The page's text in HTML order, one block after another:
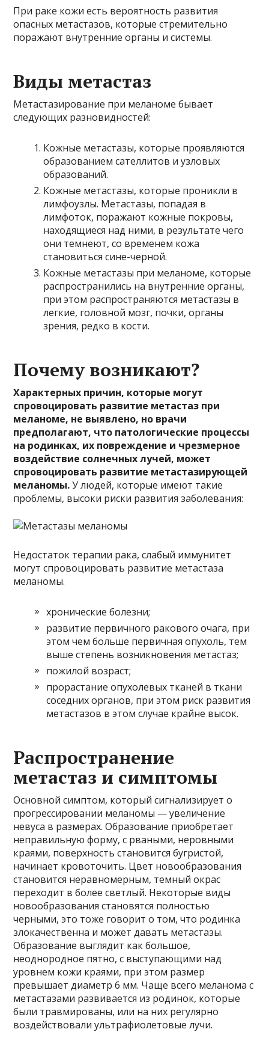
При раке кожи есть вероятность развития
опасных метастазов, которые стремительно
поражают внутренние органы и системы.
Виды метастаз
Метастазирование при меланоме бывает
следующих разновидностей:
Кожные метастазы, которые проявляются
образованием сателлитов и узловых
образований.
Кожные метастазы, которые проникли в
лимфоузлы. Метастазы, попадая в
лимфоток, поражают кожные покровы,
находящиеся над ними, в результате чего
они темнеют, со временем кожа
становиться сине-черной.
Кожные метастазы при меланоме, которые
распространились на внутренние органы,
при этом распространяются метастазы в
легкие, головной мозг, почки, органы
зрения, редко в кости.
Почему возникают?
Характерных причин, которые могут
спровоцировать развитие метастаз при
меланоме, не выявлено, но врачи
предполагают, что патологические процессы
на родинках, их повреждение и чрезмерное
воздействие солнечных лучей, может
спровоцировать развитие метастазирующей
меланомы.У людей, которые имеют такие
проблемы, высоки риски развития заболевания:
Недостаток терапии рака, слабый иммунитет
могут спровоцировать развитие метастаза
меланомы.
хронические болезни;
развитие первичного ракового очага, при
этом чем больше первичная опухоль, тем
выше степень возникновения метастаз;
пожилой возраст;
прорастание опухолевых тканей в ткани
соседних органов, при этом риск развития
метастазов в этом случае крайне высок.
Распространение
метастаз и симптомы
Основной симптом, который сигнализирует о
прогрессировании меланомы — увеличение
невуса в размерах. Образование приобретает
неправильную форму, с рваными, неровными
краями, поверхность становится бугристой,
начинает кровоточить. Цвет новообразования
становится неравномерным, темный окрас
переходит в более светлый. Некоторые виды
новообразования становятся полностью
черными, это тоже говорит о том, что родинка
злокачественна и может давать метастазы.
Образование выглядит как большое,
неоднородное пятно, с выступающими над
уровнем кожи краями, при этом размер
превышает диаметр 6 мм. Чаще всего меланома с
метастазами развивается из родинок, которые
были травмированы, или на них регулярно
воздействовали ультрафиолетовые лучи.